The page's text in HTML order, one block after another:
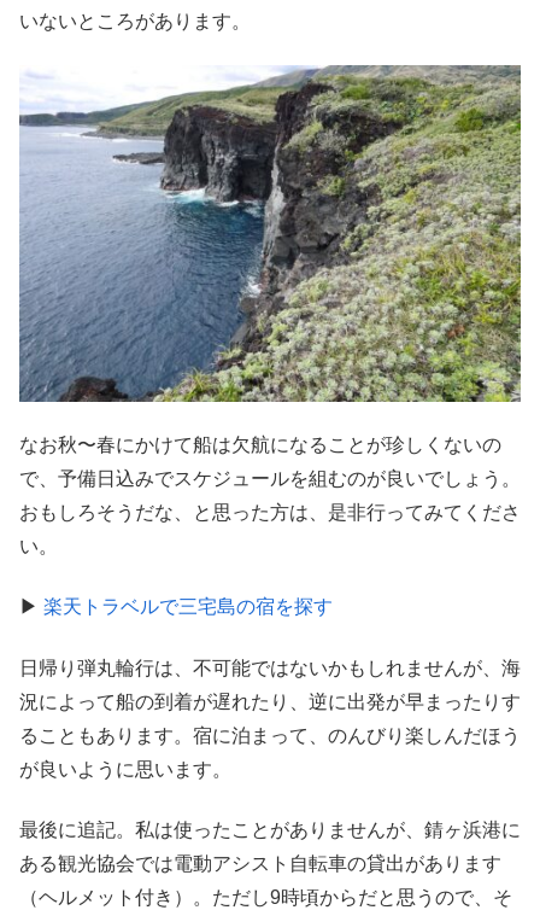
いないところがあります。
なお秋〜春にかけて船は欠航になることが珍しくないの
で、予備日込みでスケジュールを組むのが良いでしょう。
おもしろそうだな、と思った方は、是非行ってみてくださ
い。
▶ 楽天トラベルで三宅島の宿を探す
日帰り弾丸輪行は、不可能ではないかもしれませんが、海
況によって船の到着が遅れたり、逆に出発が早まったりす
ることもあります。宿に泊まって、のんびり楽しんだほう
が良いように思います。
最後に追記。私は使ったことがありませんが、錆ヶ浜港に
ある観光協会では電動アシスト自転車の貸出があります
（ヘルメット付き）。ただし9時頃からだと思うので、そ